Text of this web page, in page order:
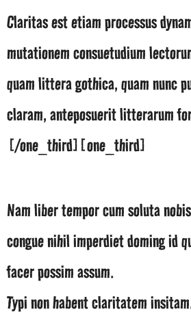
Claritas est etiam processus
mutationem consuetudium
quam littera gothica, quam nunc
claram, anteposuerit litterarum
[/one_third][one_third]
Nam liber tempor cum soluta
congue nihil imperdiet doming id
facer possim assum.
Typi non habent claritatem